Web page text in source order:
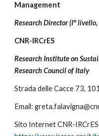
Management
Research Director (I°
CNR-IRCrES
Research Institute on
Research Council of Italy
Strada delle Cacce 73,
Email:
Sito Internet CNR-